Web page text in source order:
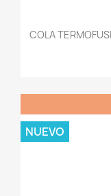
COLA
NUEVO